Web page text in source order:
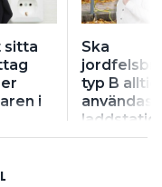
sitta
i
Ska
typ B alltid
användas